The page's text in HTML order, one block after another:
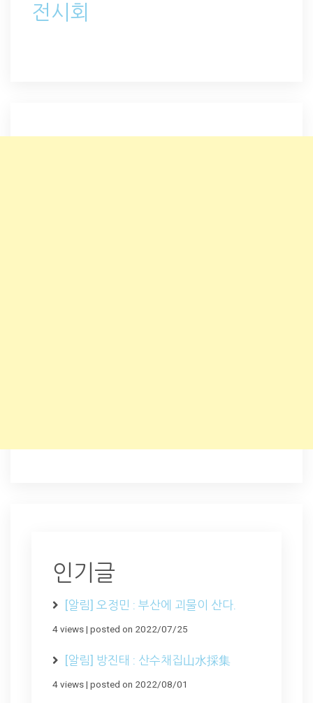
전시회
인기글
[알림] 오정민 : 부산에 괴물이 산다.
4 views| posted on 2022/07/25
[알림] 방진태 : 산수채집山水採集
4 views| posted on 2022/08/01